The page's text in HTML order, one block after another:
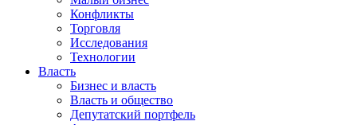
Конфликты
Торговля
Исследования
Технологии
Власть
Бизнес и власть
Власть и общество
Депутатский портфель